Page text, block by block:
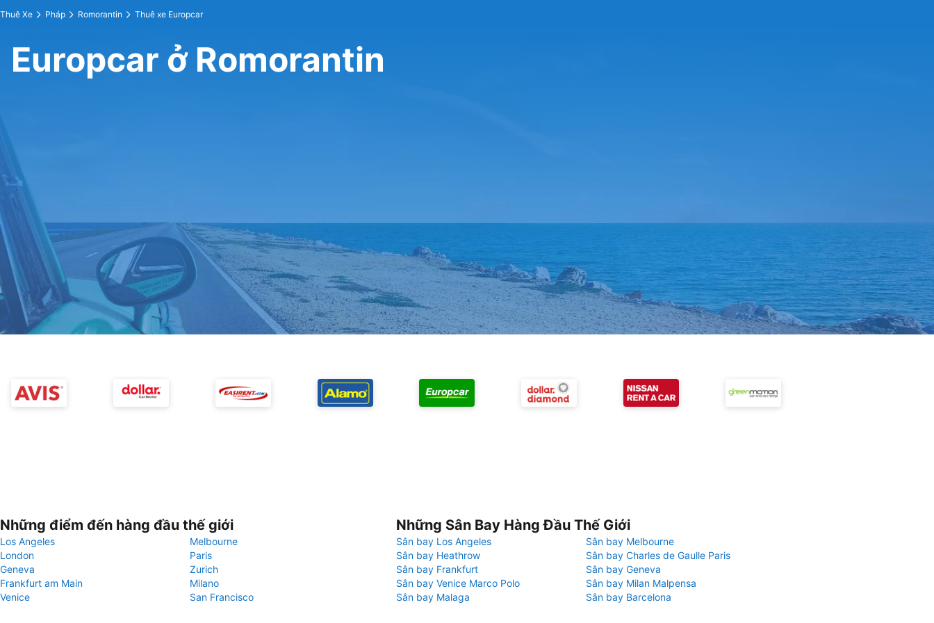
Thuê Xe Pháp Romorantin Thuê xe Europcar
Europcar ở Romorantin
Những điểm đến hàng đầu thế giới
Los Angeles
Melbourne
London
Paris
Geneva
Zurich
Frankfurt am Main
Milano
Venice
San Francisco
Những Sân Bay Hàng Đầu Thế Giới
Sân bay Los Angeles
Sân bay Melbourne
Sân bay Heathrow
Sân bay Charles de Gaulle Paris
Sân bay Frankfurt
Sân bay Geneva
Sân bay Venice Marco Polo
Sân bay Milan Malpensa
Sân bay Malaga
Sân bay Barcelona